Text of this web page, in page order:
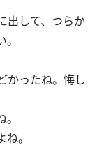
出して、つらか
かったね。悔し
。